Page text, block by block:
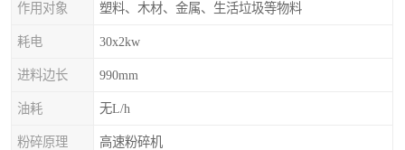
作用对象 塑料、木材、金属、生活垃圾等物料
耗电 30x2kw
进料边长 990mm
油耗 无L/h
粉碎原理 高速粉碎机